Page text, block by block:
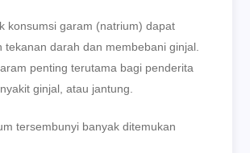
konsumsi garam (natrium) dapat
tekanan darah dan membebani ginjal.
penting terutama bagi penderita
ginjal, atau jantung.
tersembunyi banyak ditemukan